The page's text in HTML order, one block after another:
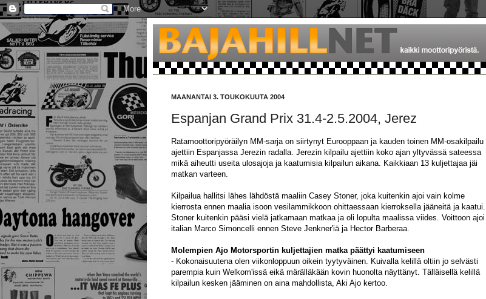
MAANANTAI 3. TOUKOKUUTA 2004
Espanjan Grand Prix 31.4-2.5.2004, Jerez
Ratamoottoripyöräilyn MM-sarja on siirtynyt Eurooppaan ja kauden toinen MM-osakilpailu
ajettiin Espanjassa Jerezin radalla. Jerezin kilpailu ajettiin koko ajan yltyvässä sateessa
mikä aiheutti useita ulosajoja ja kaatumisia kilpailun aikana. Kaikkiaan 13 kuljettajaa jäi
matkan varteen.
Kilpailua hallitsi lähes lähdöstä maaliin Casey Stoner, joka kuitenkin ajoi vain kolme
kierrosta ennen maalia isoon vesilammikkoon ohittaessaan kierroksella jääneitä ja kaatui.
Stoner kuitenkin pääsi vielä jatkamaan matkaa ja oli lopulta maalissa viides. Voittoon ajoi
italian Marco Simoncelli ennen Steve Jenkner'iä ja Hector Barberaa.
Molempien Ajo Motorsportin kuljettajien matka päättyi kaatumiseen
- Kokonaisuutena olen viikonloppuun oikein tyytyväinen. Kuivalla kelillä oltiin jo selvästi
parempia kuin Welkom'issä eikä märälläkään kovin huonolta näyttänyt. Tälläisellä kelillä
kilpailun kesken jääminen on aina mahdollista, Aki Ajo kertoo.